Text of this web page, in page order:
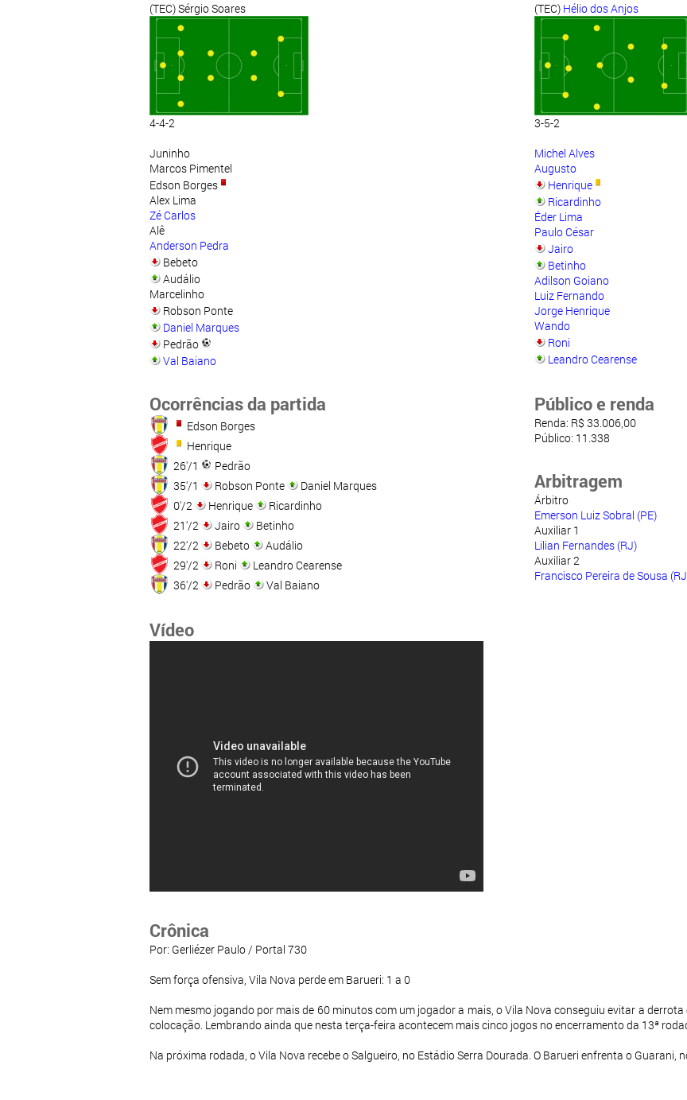
(TEC) Sérgio Soares
4-4-2
Juninho
Marcos Pimentel
Edson Borges
Alex Lima
Zé Carlos
Alê
Anderson Pedra
Bebeto
Audálio
Marcelinho
Robson Ponte
Daniel Marques
Pedrão
Val Baiano
(TEC) Hélio dos Anjos
3-5-2
Michel Alves
Augusto
Henrique
Ricardinho
Éder Lima
Paulo César
Jairo
Betinho
Adilson Goiano
Luiz Fernando
Jorge Henrique
Wando
Roni
Leandro Cearense
Ocorrências da partida
Edson Borges
Henrique
26'/1
Pedrão
35'/1
Robson Ponte
Daniel Marques
0'/2
Henrique
Ricardinho
21'/2
Jairo
Betinho
22'/2
Bebeto
Audálio
29'/2
Roni
Leandro Cearense
36'/2
Pedrão Val Baiano
Público e renda
Renda: R$ 33.006,00
Público: 11.338
Arbitragem
Árbitro
Emerson Luiz Sobral (PE)
Auxiliar 1
Lilian Fernandes (RJ)
Auxiliar 2
Francisco Pereira de Sousa
Vídeo
Crônica
Por: Gerliézer Paulo / Portal 730
Sem força ofensiva, Vila Nova perde em Barueri: 1 a 0
Nem mesmo jogando por mais de 60 minutos com um jogador a mais, o Vila Nova conseguiu evitar a
colocação. Lembrando ainda que nesta terça-feira acontecem mais cinco jogos no encerramento da 13ª
Na próxima rodada, o Vila Nova recebe o Salgueiro, no Estádio Serra Dourada. O Barueri enfrenta o Guarani,